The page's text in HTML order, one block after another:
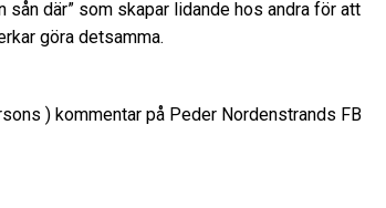
sån där” som skapar lidande hos andra för att
göra detsamma.
) kommentar på Peder Nordenstrands FB